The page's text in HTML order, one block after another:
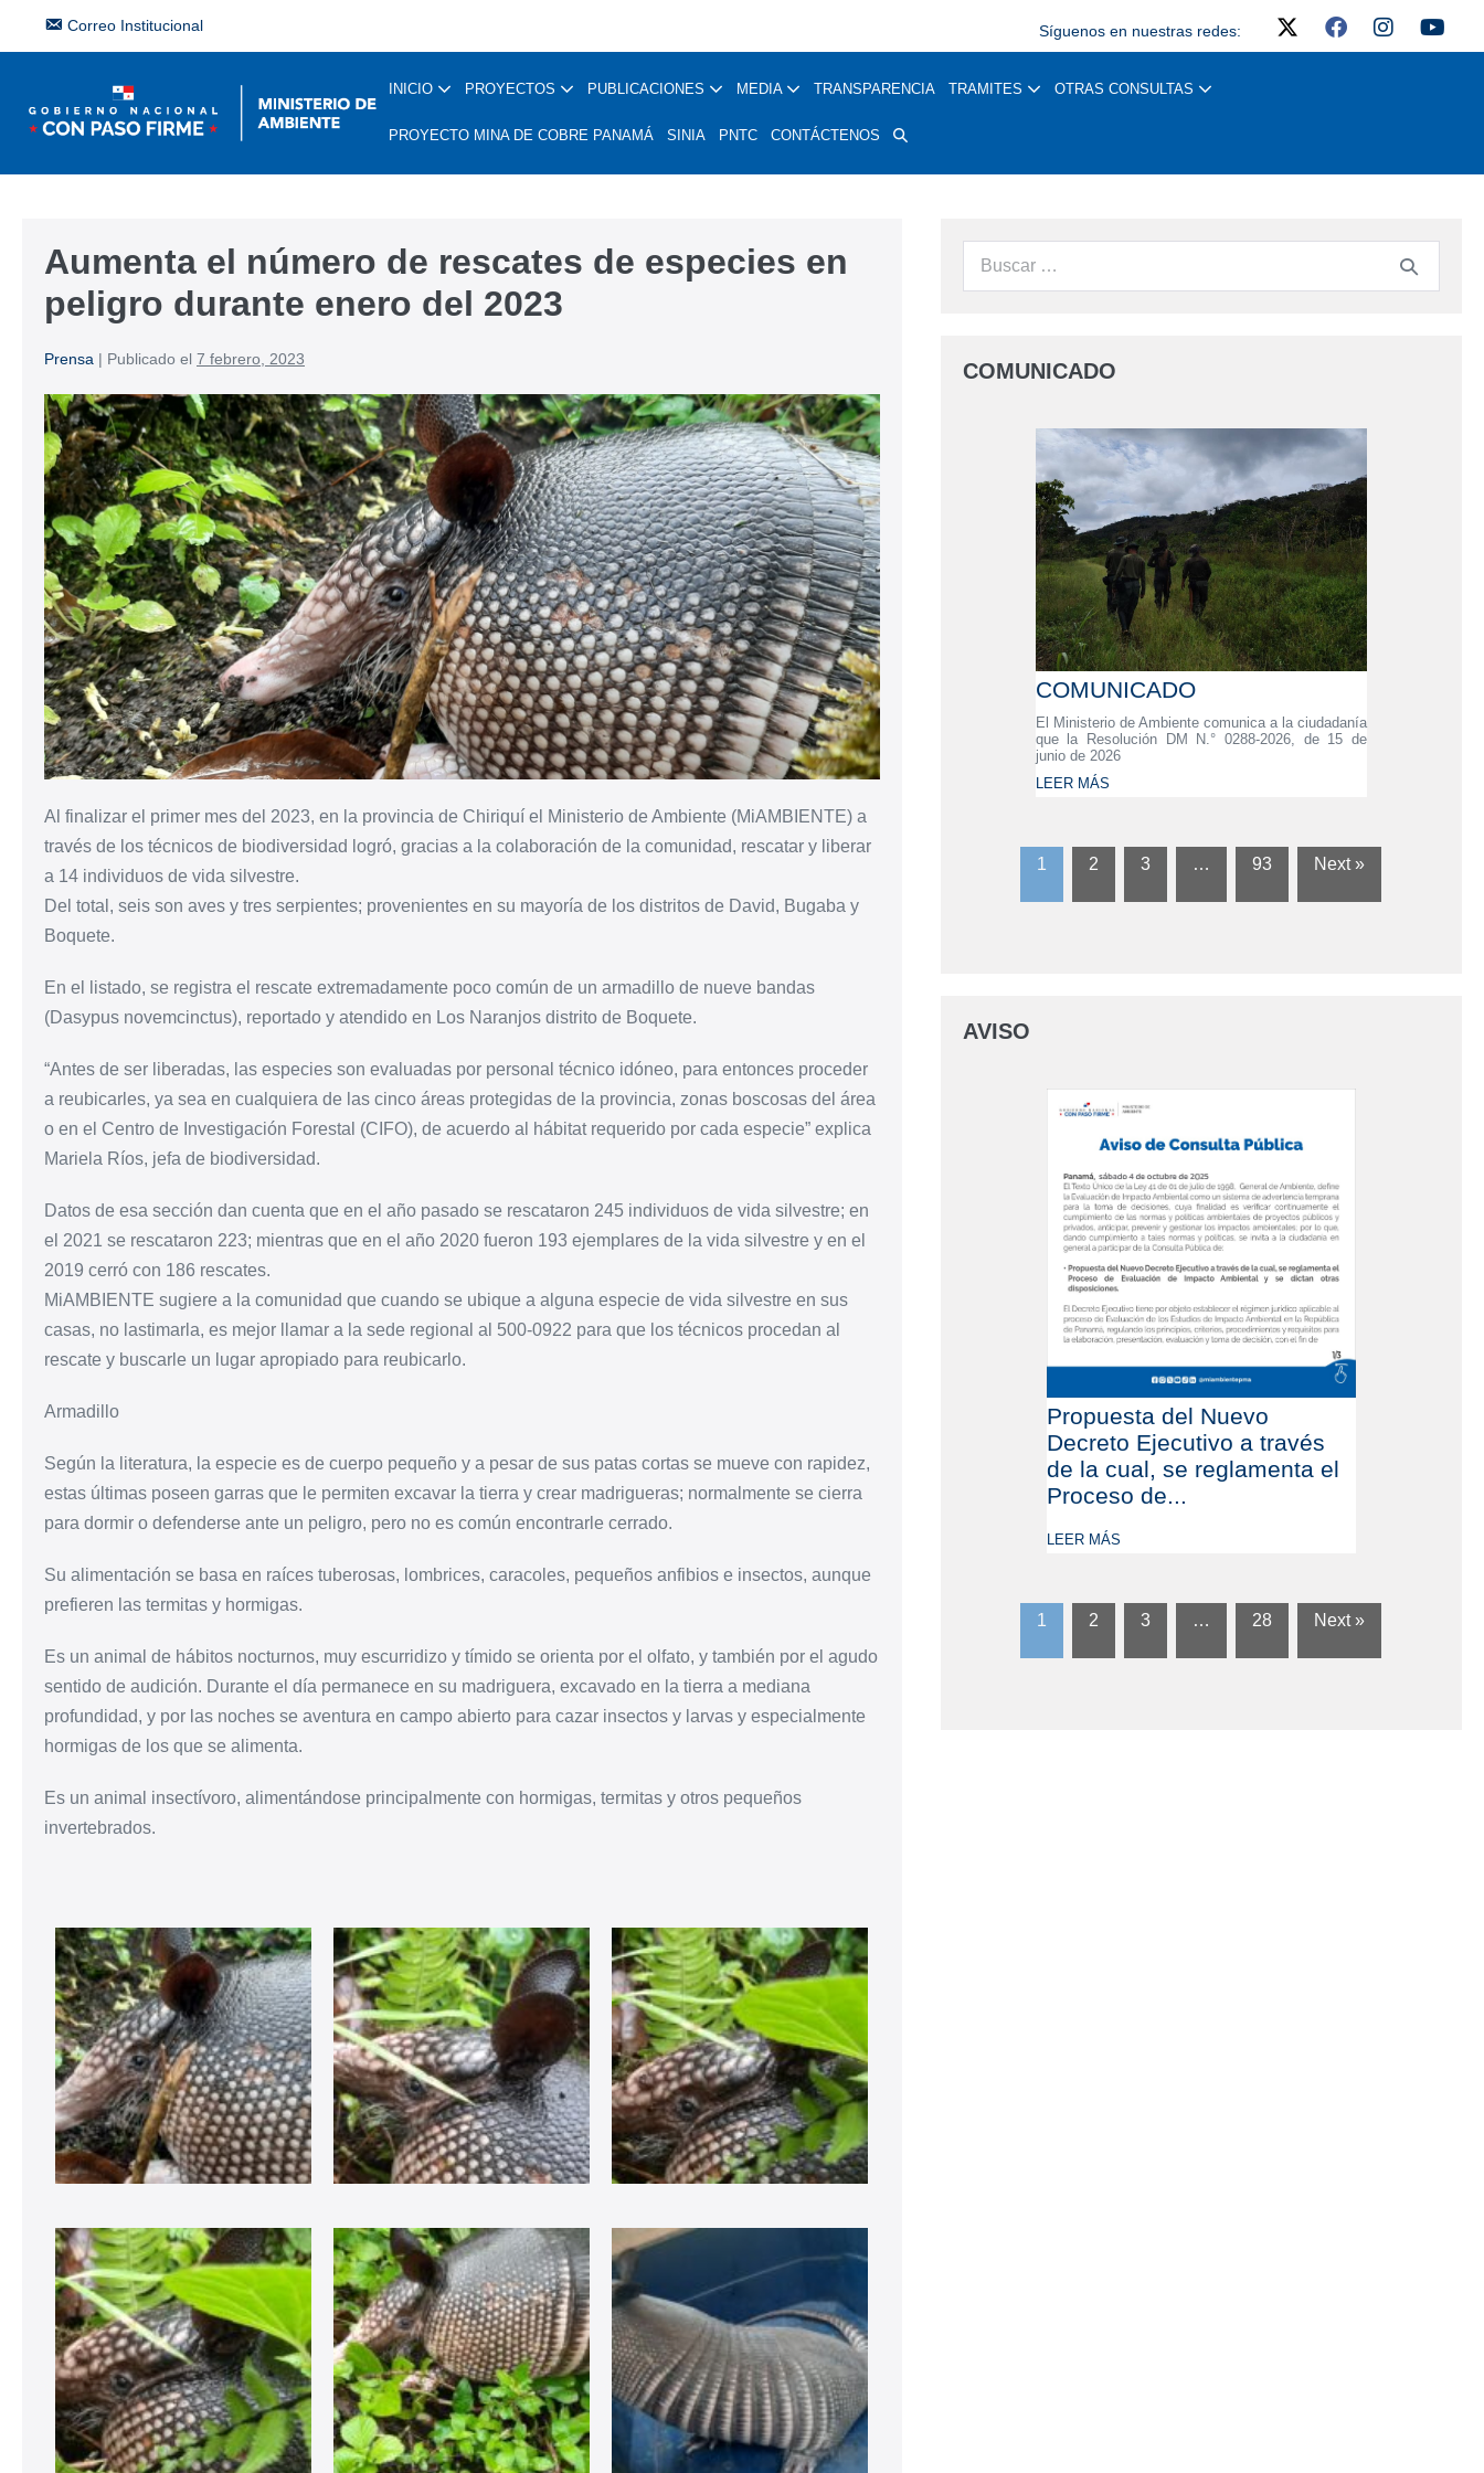
Correo Institucional Síguenos en nuestras redes:
INICIO PROYECTOS PUBLICACIONES MEDIA TRANSPARENCIA TRAMITES OTRAS CONSULTAS
PROYECTO MINA DE COBRE PANAMÁ SINIA PNTC CONTÁCTENOS
Aumenta el número de rescates de especies en
peligro durante enero del 2023
Prensa | Publicado el 7 febrero, 2023
Al finalizar el primer mes del 2023, en la provincia de Chiriquí el Ministerio de Ambiente (MiAMBIENTE) a
través de los técnicos de biodiversidad logró, gracias a la colaboración de la comunidad, rescatar y liberar
a 14 individuos de vida silvestre.
Del total, seis son aves y tres serpientes; provenientes en su mayoría de los distritos de David, Bugaba y
Boquete.
En el listado, se registra el rescate extremadamente poco común de un armadillo de nueve bandas
(Dasypus novemcinctus), reportado y atendido en Los Naranjos distrito de Boquete.
“Antes de ser liberadas, las especies son evaluadas por personal técnico idóneo, para entonces proceder
a reubicarles, ya sea en cualquiera de las cinco áreas protegidas de la provincia, zonas boscosas del área
o en el Centro de Investigación Forestal (CIFO), de acuerdo al hábitat requerido por cada especie” explica
Mariela Ríos, jefa de biodiversidad.
Datos de esa sección dan cuenta que en el año pasado se rescataron 245 individuos de vida silvestre; en
el 2021 se rescataron 223; mientras que en el año 2020 fueron 193 ejemplares de la vida silvestre y en el
2019 cerró con 186 rescates.
MiAMBIENTE sugiere a la comunidad que cuando se ubique a alguna especie de vida silvestre en sus
casas, no lastimarla, es mejor llamar a la sede regional al 500-0922 para que los técnicos procedan al
rescate y buscarle un lugar apropiado para reubicarlo.
Armadillo
Según la literatura, la especie es de cuerpo pequeño y a pesar de sus patas cortas se mueve con rapidez,
estas últimas poseen garras que le permiten excavar la tierra y crear madrigueras; normalmente se cierra
para dormir o defenderse ante un peligro, pero no es común encontrarle cerrado.
Su alimentación se basa en raíces tuberosas, lombrices, caracoles, pequeños anfibios e insectos, aunque
prefieren las termitas y hormigas.
Es un animal de hábitos nocturnos, muy escurridizo y tímido se orienta por el olfato, y también por el agudo
sentido de audición. Durante el día permanece en su madriguera, excavado en la tierra a mediana
profundidad, y por las noches se aventura en campo abierto para cazar insectos y larvas y especialmente
hormigas de los que se alimenta.
Es un animal insectívoro, alimentándose principalmente con hormigas, termitas y otros pequeños
invertebrados.
COMUNICADO
COMUNICADO
El Ministerio de Ambiente comunica a la ciudadanía
que la Resolución DM N.° 0288-2026, de 15 de
junio de 2026
LEER MÁS
1 2 3 … 93 Next »
AVISO
Propuesta del Nuevo
Decreto Ejecutivo a través
de la cual, se reglamenta el
Proceso de...
LEER MÁS
1 2 3 … 28 Next »